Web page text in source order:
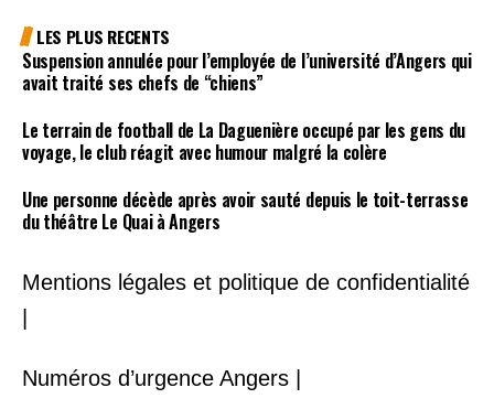
LES PLUS RECENTS
Suspension annulée pour l’employée de l’université d’Angers qui
avait traité ses chefs de “chiens”
Le terrain de football de La Daguenière occupé par les gens du
voyage, le club réagit avec humour malgré la colère
Une personne décède après avoir sauté depuis le toit-terrasse
du théâtre Le Quai à Angers
Mentions légales et politique de confidentialité
Numéros d’urgence Angers |